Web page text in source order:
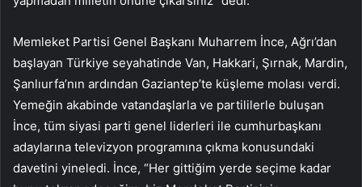
Memleket Partisi Genel Başkanı Muharrem İnce, Ağrı’dan
başlayan Türkiye seyahatinde Van, Hakkari, Şırnak, Mardin,
Şanlıurfa’nın ardından Gaziantep’te küşleme molası verdi.
Yemeğin akabinde vatandaşlarla ve partililerle buluşan
İnce, tüm siyasi parti genel liderleri ile cumhurbaşkanı
adaylarına televizyon programına çıkma konusundaki
davetini yineledi. İnce, “Her gittiğim yerde seçime kadar